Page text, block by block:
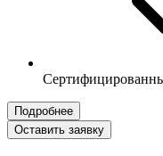
Подробнее
Оставить заявку